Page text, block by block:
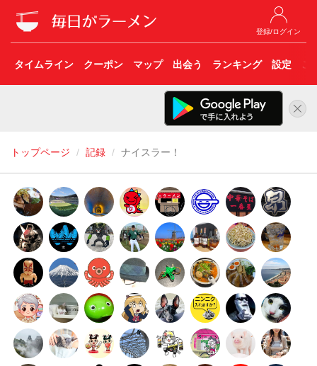
登録/ログイン
タイムライン クーポン マップ 出会う ランキング 設定 こ
トップページ 記録 ナイスラー！